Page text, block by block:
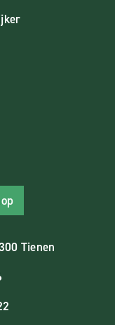
Tienen